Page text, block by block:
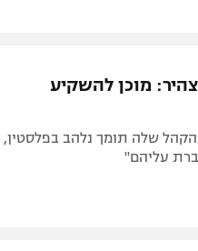
מוכן להשקיע
שלה תומך נלהב בפלסטין,
עליהם"